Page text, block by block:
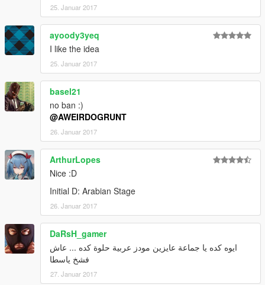
25. Januar 2017
ayoody3yeq
I like the idea
25. Januar 2017
basel21
no ban :)
@AWEIRDOGRUNT
26. Januar 2017
ArthurLopes
Nice :D
Initial D: Arabian Stage
26. Januar 2017
DaRsH_gamer
ايوه كده يا جماعة عايزين مودز عربية حلوة كده ... عاش
فشخ ياسطا
27. Januar 2017